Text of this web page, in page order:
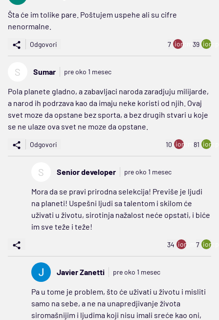
Šta će im tolike pare. Poštujem uspehe ali su cifre
nenormalne.
Odgovori 7 ion:minus
39
S Sumar pre oko 1 mesec
Pola planete gladno, a zabavljaci naroda zaradjuju milijarde,
a narod ih podrzava kao da imaju neke koristi od njih. Ovaj
svet moze da opstane bez sporta, a bez drugih stvari u koje
se ne ulaze ova svet ne moze da opstane.
Odgovori 10 ion:minus
81
S Senior developer pre oko 1 mesec
Mora da se pravi prirodna selekcija! Previše je ljudi
na planeti! Uspešni ljudi sa talentom i skilom će
uživati u životu, sirotinja nažalost neće opstati, i biće
im sve teže i teže!
34 ion:minus
7
Javier Zanetti pre oko 1 mesec
Pa u tome je problem, što će uživati u životu i misliti
samo na sebe, a ne na unapredjivanje života
siromašnijim i ljudima koji nisu imali sreće kao oni,